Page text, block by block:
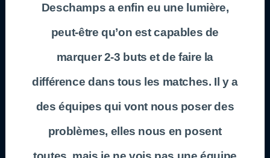
Deschamps a enfin eu une lumière,
peut-être qu’on est capables de
marquer 2-3 buts et de faire la
différence dans tous les matches. Il y a
des équipes qui vont nous poser des
problèmes, elles nous en posent